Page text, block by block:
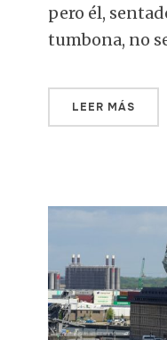
pero él,
tumbona, no
LEER MÁS